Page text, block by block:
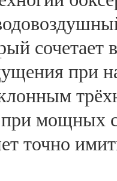
сочетает
при
мощных
точно